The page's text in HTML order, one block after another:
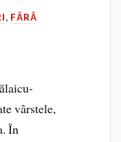
, FĂRĂ
vârstele,
În